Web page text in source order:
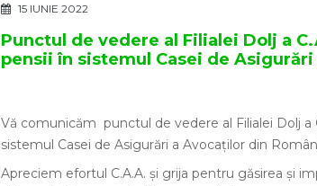
15 IUNIE 2022
Punctul de vedere al Filialei Dolj a
pensii în sistemul Casei de
Vă comunicăm punctul de vedere al Filialei Dolj a
sistemul Casei de Asigurări a Avocaților din
Apreciem efortul C.A.A. și grija pentru găsirea și